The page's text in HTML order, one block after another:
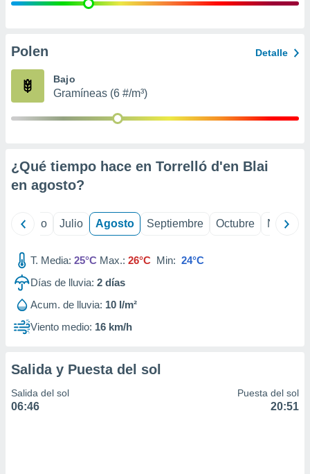
e
publicidad
Polen Detalle
Bajo
Gramíneas (6 #/m³)
¿Qué tiempo hace en Torrelló d'en Blai
en agosto?
Junio Julio Agosto Septiembre Octubre
T. Media: 25°C Max.: 26°C Min: 24°C
Días de lluvia: 2 días
Acum. de lluvia: 10 l/m²
Viento medio: 16 km/h
Salida y Puesta del sol
Salida del sol
06:46
Puesta del sol
20:51